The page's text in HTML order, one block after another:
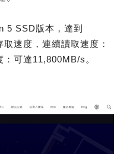
5 SSD版本，達到
速度，連續讀取速度：
可達11,800MB/s。